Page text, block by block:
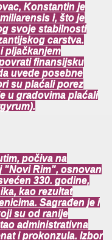
Konstantin je
i, što je
svoje stabilnosti
carstva.
pljačkanjem
finansijsku
uvede posebne
su plaćali porez
u gradovima plaćali
počiva na
"Novi Rim", osnovan
330. godine,
kao rezultat
Sagrađen je i
su od ranije
administrativna
i prokonzula. Izbor